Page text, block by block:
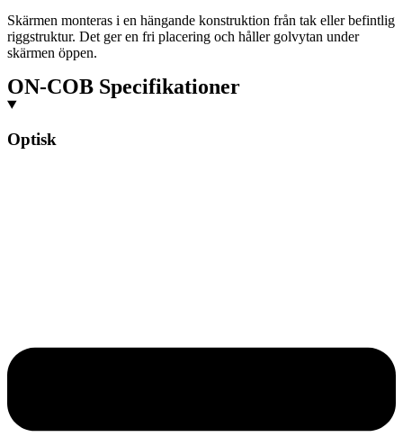
Skärmen monteras i en hängande konstruktion från tak eller befintlig
riggstruktur. Det ger en fri placering och håller golvytan under
skärmen öppen.
ON-COB Specifikationer
Optisk